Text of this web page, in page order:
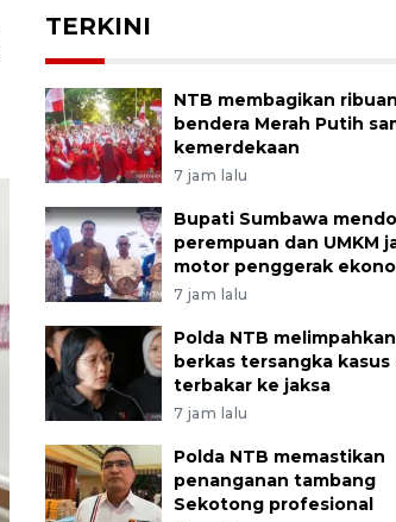
TERKINI
NTB membagikan ribuan
bendera Merah Putih
kemerdekaan
7 jam lalu
Bupati Sumbawa
perempuan dan UMKM
motor penggerak
7 jam lalu
Polda NTB melimpahkan
berkas tersangka kasus
terbakar ke jaksa
7 jam lalu
Polda NTB memastikan
penanganan tambang
Sekotong profesional